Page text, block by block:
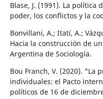
Blase, J. (1991). La política
poder, los conflictos y la
Bonvillani, A.; Itatí, A.;
Hacia la construcción de
Argentina de Sociología.
Bou Franch, V. (2020). "La
individuales: el Pacto
políticos de 16 de